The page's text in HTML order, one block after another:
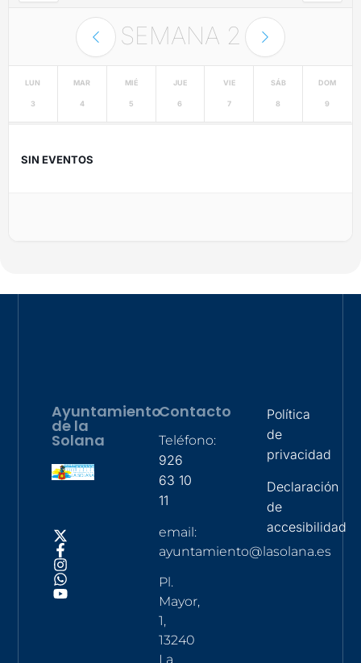
SEMANA 2
LUN
3
MAR
4
MIÉ
5
JUE
6
VIE
7
SÁB
8
DOM
9
SIN EVENTOS
Ayuntamiento
de la
Solana
Contacto
Teléfono:
926
63 10
11
email:
ayuntamiento@lasolana.es
Pl.
Mayor,
1,
13240
La
Política
de
privacidad
Declaración
de
accesibilidad